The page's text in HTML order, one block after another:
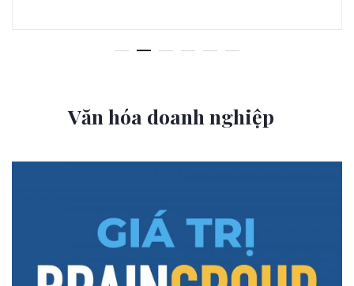
Văn hóa doanh nghiệp